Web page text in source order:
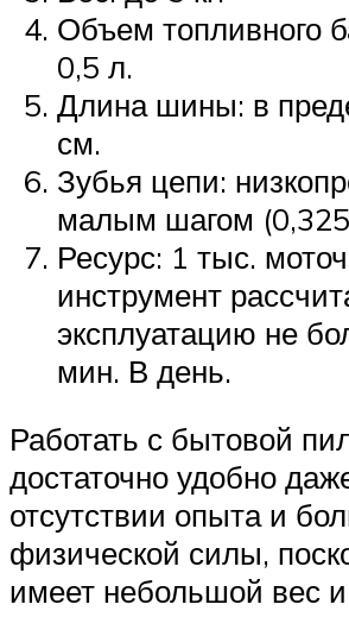
Объем топливного
0,5 л.
Длина шины: в
см.
Зубья цепи:
малым шагом
Ресурс: 1 тыс.
инструмент
эксплуатацию не
мин. В день.
Работать с бытовой
достаточно удобно
отсутствии опыта и
физической силы,
имеет небольшой вес